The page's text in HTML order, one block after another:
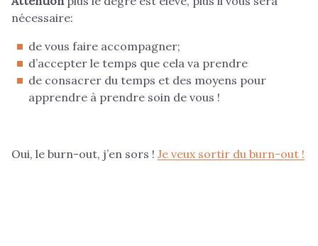
nécessaire:
de vous faire accompagner;
d’accepter le temps que cela va prendre
de consacrer du temps et des moyens pour
apprendre à prendre soin de vous !
Oui, le burn-out, j’en sors ! Je veux sortir du burn-out !